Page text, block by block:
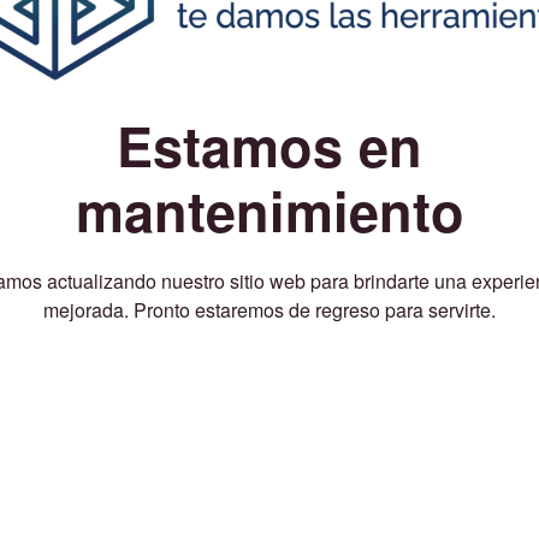
Estamos en
mantenimiento
actualizando nuestro sitio web para brindarte una
mejorada. Pronto estaremos de regreso para servirte.